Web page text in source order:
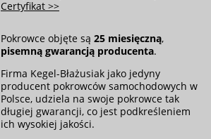
Certyfikat >>
Pokrowce objęte są 25 miesięczną,
pisemną gwarancją producenta.
Firma Kegel-Błażusiak jako jedyny
producent pokrowców samochodowych w
Polsce, udziela na swoje pokrowce tak
długiej gwarancji, co jest podkreśleniem
ich wysokiej jakości.